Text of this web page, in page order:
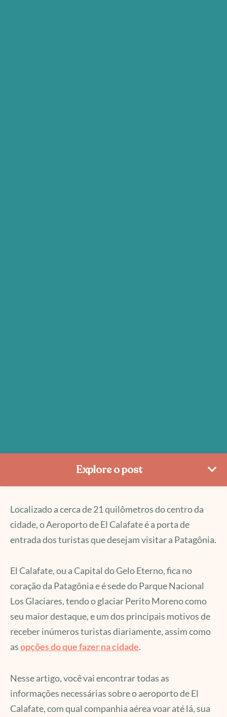
Explore o post
Localizado a cerca de 21 quilômetros do centro da
cidade, o Aeroporto de El Calafate é a porta de
entrada dos turistas que desejam visitar a Patagônia.
El Calafate, ou a Capital do Gelo Eterno, fica no
coração da Patagônia e é sede do Parque Nacional
Los Glaciares, tendo o glaciar Perito Moreno como
seu maior destaque, e um dos principais motivos de
receber inúmeros turistas diariamente, assim como
asopções do que fazer na cidade.
Nesse artigo, você vai encontrar todas as
informações necessárias sobre o aeroporto de El
Calafate, com qual companhia aérea voar até lá, sua